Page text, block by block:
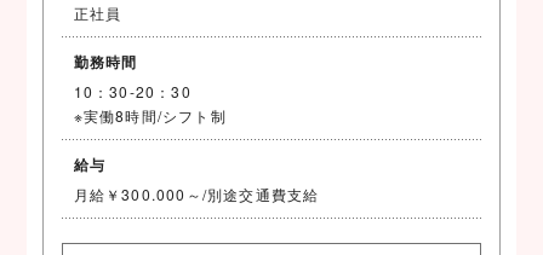
正社員
勤務時間
10：30-20：30
※実働8時間/シフト制
給与
月給￥300.000～/別途交通費支給